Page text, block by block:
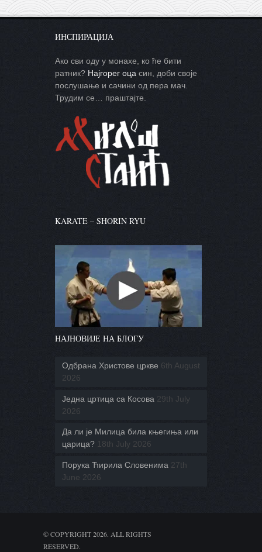
ИНСПИРАЦИЈА
Ако сви оду у монахе, ко ће бити
ратник? Најгорег оца син, доби своје
послушање и сачини од пера мач.
Трудим се… праштајте.
KARATE – SHORIN RYU
НАЈНОВИЈЕ НА БЛОГУ
Одбрана Христове цркве 6th August
2026
Једна цртица са Косова 29th July
2026
Да ли је Милица била књегиња или
царица? 18th July 2026
Порука Ћирила Словенима 27th
June 2026
© COPYRIGHT 2026. ALL RIGHTS
RESERVED.